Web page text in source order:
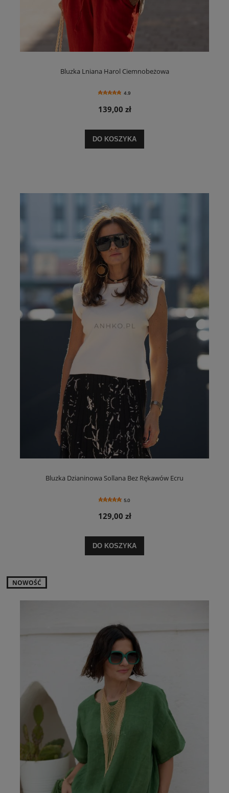
Bluzka Lniana Harol Ciemnobeżowa
4.9
139,00 zł
DO KOSZYKA
Bluzka Dzianinowa Sollana Bez Rękawów Ecru
5.0
129,00 zł
DO KOSZYKA
NOWOŚĆ